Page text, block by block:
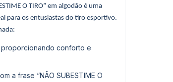
O TIRO” em algodão é uma
para os entusiastas do tiro esportivo.
proporcionando conforto e
a frase “NÃO SUBESTIME O